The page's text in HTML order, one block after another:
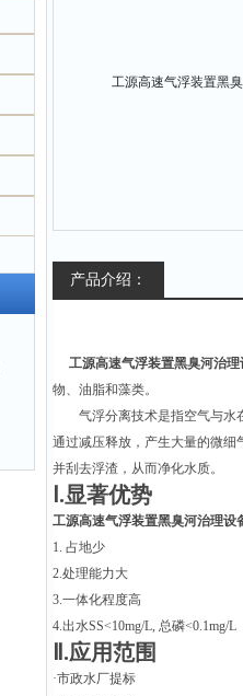
产品介绍：
工源高速气浮装置黑臭河治理
物、油脂和藻类。
气浮分离技术是指空气与水
通过减压释放，产生大量的微细
并刮去浮渣，从而净化水质。
Ⅰ.显著优势
工源高速气浮装置黑臭河治理设
1. 占地少
2.处理能力大
3.一体化程度高
4.出水SS<10mg/L, 总磷<0.1mg/L
Ⅱ.应用范围
·市政水厂提标